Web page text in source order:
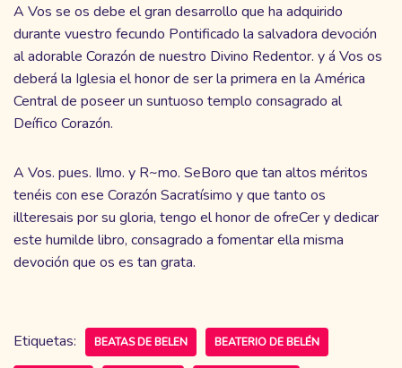
A Vos se os debe el gran desarrollo que ha adquirido
durante vuestro fecundo Pontificado la salvadora devoción
al adorable Corazón de nuestro Divino Redentor. y á Vos os
deberá la Iglesia el honor de ser la primera en la América
Central de poseer un suntuoso templo consagrado al
Deífico Corazón.
A Vos. pues. Ilmo. y R~mo. SeBoro que tan altos méritos
tenéis con ese Corazón Sacratísimo y que tanto os
illteresais por su gloria, tengo el honor de ofreCer y dedicar
este humilde libro, consagrado a fomentar ella misma
devoción que os es tan grata.
Etiquetas: BEATAS DE BELEN BEATERIO DE BELÉN